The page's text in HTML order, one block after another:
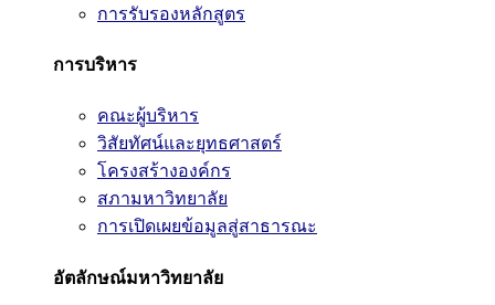
การรับรองหลักสูตร
การบริหาร
คณะผู้บริหาร
วิสัยทัศน์และยุทธศาสตร์
โครงสร้างองค์กร
สภามหาวิทยาลัย
การเปิดเผยข้อมูลสู่สาธารณะ
อัตลักษณ์มหาวิทยาลัย